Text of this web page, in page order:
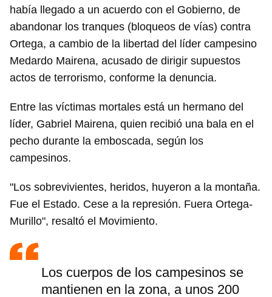
había llegado a un acuerdo con el Gobierno, de
abandonar los tranques (bloqueos de vías) contra
Ortega, a cambio de la libertad del líder campesino
Medardo Mairena, acusado de dirigir supuestos
actos de terrorismo, conforme la denuncia.
Entre las víctimas mortales está un hermano del
líder, Gabriel Mairena, quien recibió una bala en el
pecho durante la emboscada, según los
campesinos.
"Los sobrevivientes, heridos, huyeron a la montaña.
Fue el Estado. Cese a la represión. Fuera Ortega-
Murillo", resaltó el Movimiento.
Los cuerpos de los campesinos se
mantienen en la zona, a unos 200